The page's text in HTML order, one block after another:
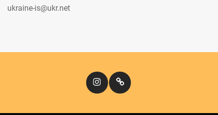
ukraine-is@ukr.net
InstagramКіномандри